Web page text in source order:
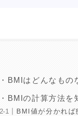
・BMIはどんなもの
・BMIの計算方法を
BMI値が分かれば